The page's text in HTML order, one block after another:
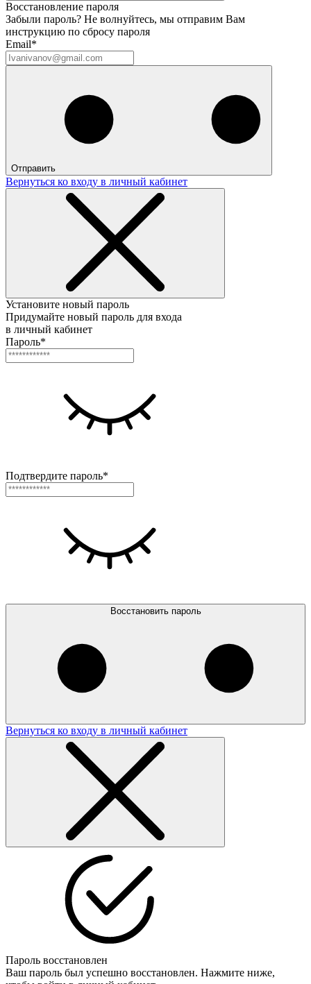
Восстановление пароля
Забыли пароль? Не волнуйтесь, мы отправим Вам
инструкцию по сбросу пароля
Email*
Отправить
Вернуться ко входу в личный кабинет
Установите новый пароль
Придумайте новый пароль для входа
в личный кабинет
Пароль*
Подтвердите пароль*
Восстановить пароль
Вернуться ко входу в личный кабинет
Пароль восстановлен
Ваш пароль был успешно восстановлен. Нажмите ниже,